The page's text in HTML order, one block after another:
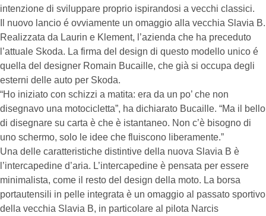
intenzione di sviluppare proprio ispirandosi a vecchi classici.
Il nuovo lancio é ovviamente un omaggio alla vecchia Slavia B.
Realizzata da Laurin e Klement, l’azienda che ha preceduto
l’attuale Skoda. La firma del design di questo modello unico é
quella del designer Romain Bucaille, che già si occupa degli
esterni delle auto per Skoda.
“Ho iniziato con schizzi a matita: era da un po’ che non
disegnavo una motocicletta”, ha dichiarato Bucaille. “Ma il bello
di disegnare su carta è che è istantaneo. Non c’è bisogno di
uno schermo, solo le idee che fluiscono liberamente.”
Una delle caratteristiche distintive della nuova Slavia B è
l’intercapedine d’aria. L’intercapedine è pensata per essere
minimalista, come il resto del design della moto. La borsa
portautensili in pelle integrata è un omaggio al passato sportivo
della vecchia Slavia B, in particolare al pilota Narcis